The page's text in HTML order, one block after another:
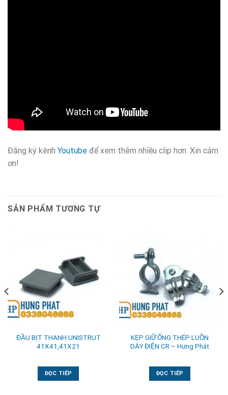
Đăng ký kênh Youtube để xem thêm nhiều clip hơn. Xin cảm
ơn!
SẢN PHẨM TƯƠNG TỰ
ĐẦU BỊT THANH UNISTRUT
41X41,41X21
ĐỌC TIẾP
KẸP GIỮ ỐNG THÉP LUỒN
DÂY ĐIỆN CR – Hưng Phát
ĐỌC TIẾP